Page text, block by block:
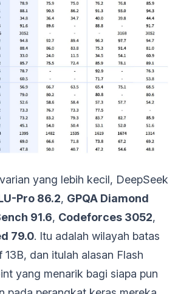
yang lebih kecil, DeepSeek
Pro 86.2, GPQA Diamond
91.6, Codeforces 3052,
79.0. Itu adalah wilayah batas
dan itulah alasan Flash
yang menarik bagi siapa pun